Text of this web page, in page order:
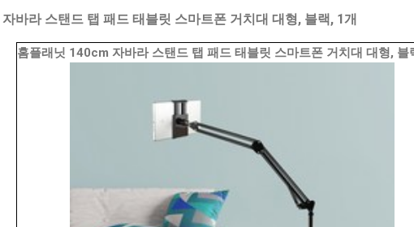
바라 스탠드 탭 패드 태블릿 스마트폰 거치대 대형, 블랙, 1개
홈플래닛 140cm 자바라 스탠드 탭 패드 태블릿 스마트폰 거치대 대형, 블